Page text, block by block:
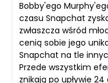
Bobby'ego
czasu Snapchat
zwłaszcza wśród
cenią sobie jego
Snapchat na tle
Przede wszystkim
znikają po upływie